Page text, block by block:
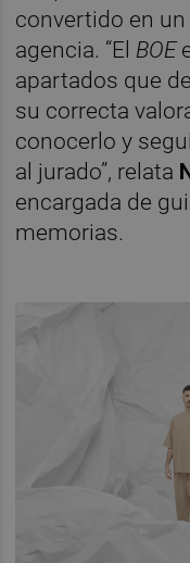
convertido en
agencia. “El BOE
apartados que
su correcta
conocerlo y
al jurado”, relata
encargada de
memorias.